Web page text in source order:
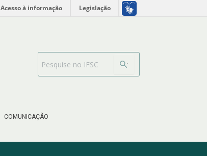
Acesso à informação Legislação
COMUNICAÇÃO
Barra de busca